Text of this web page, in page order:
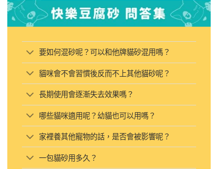
要如何混砂呢？可以和他牌貓砂混用嗎？
貓咪會不會習慣後反而不上其他貓砂呢？
長期使用會逐漸失去效果嗎？
哪些貓咪適用呢？幼貓也可以用嗎？
家裡養其他寵物的話，是否會被影響呢？
一包貓砂用多久？